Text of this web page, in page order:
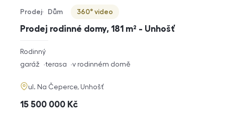
Prodej rodinné domy, 181 m² - Unhošť
Typ nabídky
Prodej
Typ nemovitosti
Dům
Virtuální prohlídka
360° video
rozměry
dispozice
Rodinný
funkce
garáž terasa v rodinném domě
adresa
ul. Na Čeperce, Unhošť
cena
15 500 000 Kč